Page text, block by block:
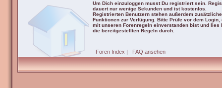
Um Dich einzuloggen musst Du registriert sein.
dauert nur wenige Sekunden und ist kostenlos.
Registrierten Benutzern stehen außerdem zusätzliche
Funktionen zur Verfügung. Bitte Prüfe vor dem Login,
mit unseren Forenregeln einverstanden bist und lies
die bereitgestellten Regeln durch.
Foren Index | FAQ ansehen